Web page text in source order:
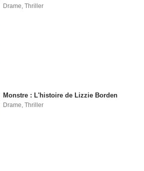
Drame ,Thriller
Monstre : L'histoire de Lizzie Borden
Drame,Thriller